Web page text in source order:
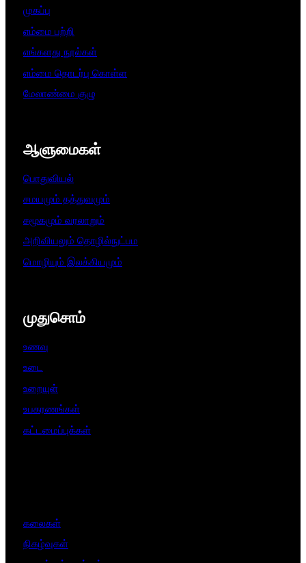
முகப்பு
எம்மை பற்றி
எங்களது நூல்கள்
எம்மை தொடர்பு கொள்ள
மேலாண்மை குழு
ஆளுமைகள்​
பொதுவியல்
சமயமும் தத்துவமும்
சமூகமும் வரலாறும்
அறிவியலும் தொழில்நுட்பம
மொழியும் இலக்கியமும்
முதுசொம்
உணவு
உடை
உறையுள்
உபகரணங்கள்
கட்டமைப்புக்கள்
கலைகள்
நிகழ்வுகள்